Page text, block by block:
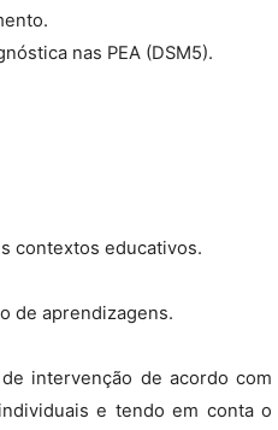
nas PEA (DSM5).
contextos educativos.
de aprendizagens.
intervenção de acordo com
e tendo em conta o